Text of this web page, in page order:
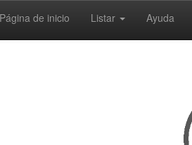
de inicio Listar Ayuda